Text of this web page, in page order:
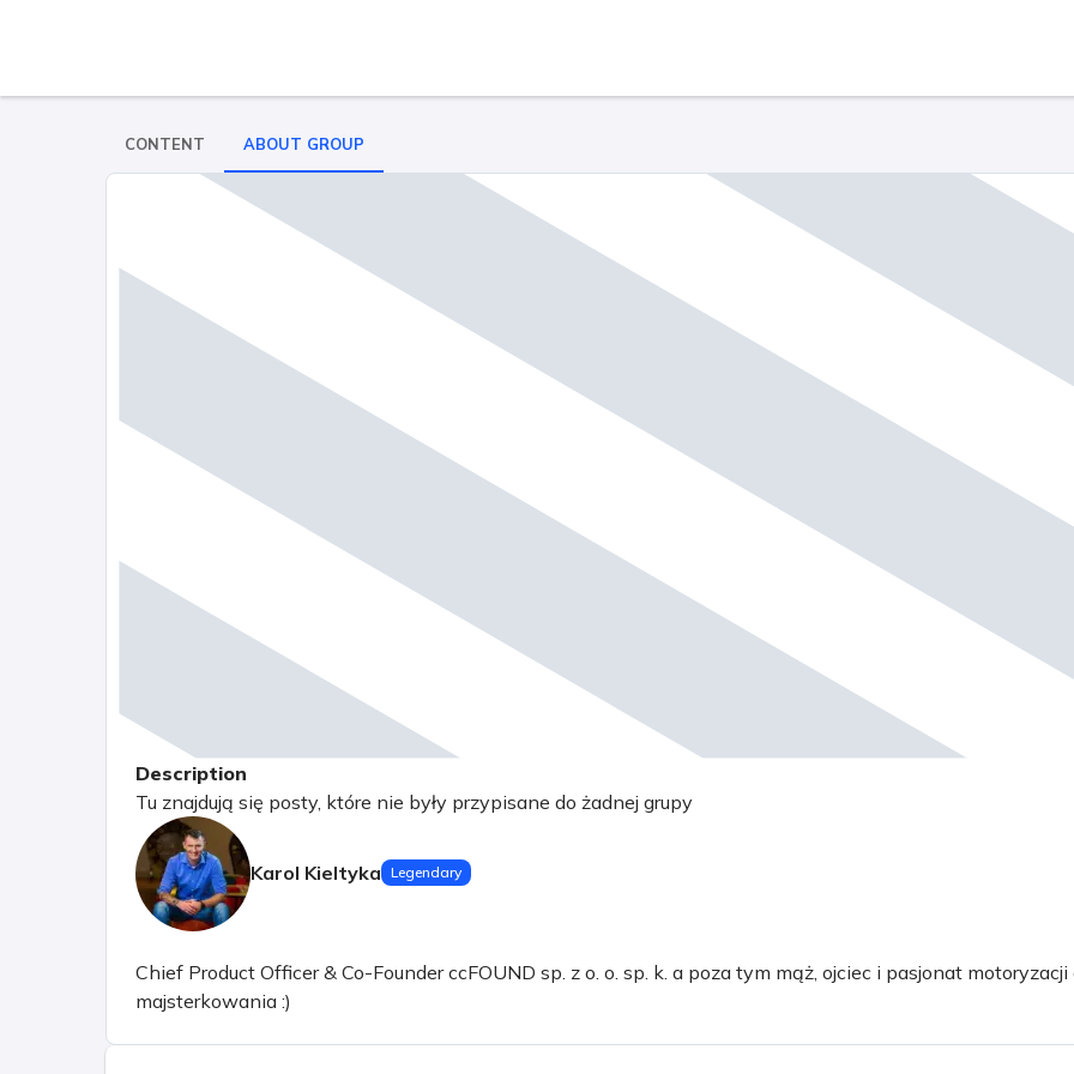
CONTENT ABOUT GROUP
Description
Tu znajdują się posty, które nie były przypisane do żadnej grupy
Karol Kieltyka Legendary
Chief Product Officer & Co-Founder ccFOUND sp. z o. o. sp. k. a poza tym mąż, ojciec i pasjonat motoryzacji
majsterkowania :)